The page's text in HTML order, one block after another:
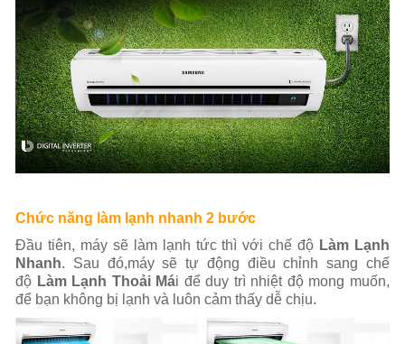
Chức năng làm lạnh nhanh 2 bước
Đầu tiên, máy sẽ làm lạnh tức thì với chế độ Làm Lạnh
Nhanh. Sau đó,máy sẽ tự động điều chỉnh sang chế
độ Làm Lạnh Thoải Mái để duy trì nhiệt độ mong muốn,
để bạn không bị lạnh và luôn cảm thấy dễ chịu.